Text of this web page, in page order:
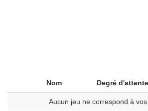
Nom Degré d'attente
Aucun jeu ne correspond à vos